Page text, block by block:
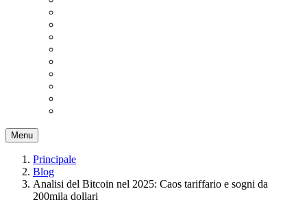
Menu
Principale
Blog
Analisi del Bitcoin nel 2025: Caos tariffario e sogni da
200mila dollari